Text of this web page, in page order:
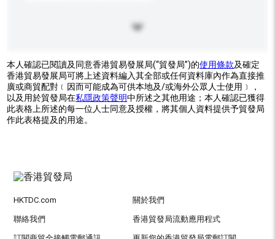
本人確認已閱讀及同意香港貿易發展局(“貿發局”)的使用條款及確定
香港貿易發展局可將上述資料編入其全部或任何資料庫內作為直接推
廣或商貿配對﹝因而可能成為可供本地及/或海外公眾人士使用﹞，
以及用於貿發局在私隱政策聲明中所述之其他用途；本人確認已獲得
此表格上所述的每一位人士同意及授權，將其個人資料提供予貿發局
作此表格提及的用途。
HKTDC.com 關於我們
聯絡我們 香港貿發局流動應用程式